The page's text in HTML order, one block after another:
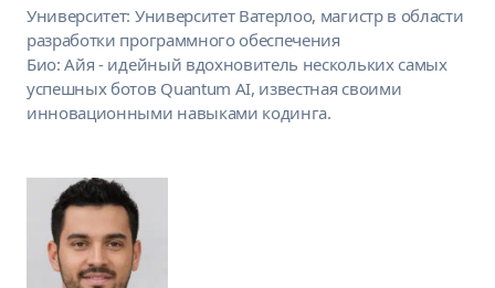
Университет: Университет Ватерлоо, магистр в области
разработки программного обеспечения
Био: Айя - идейный вдохновитель нескольких самых
успешных ботов Quantum AI, известная своими
инновационными навыками кодинга.